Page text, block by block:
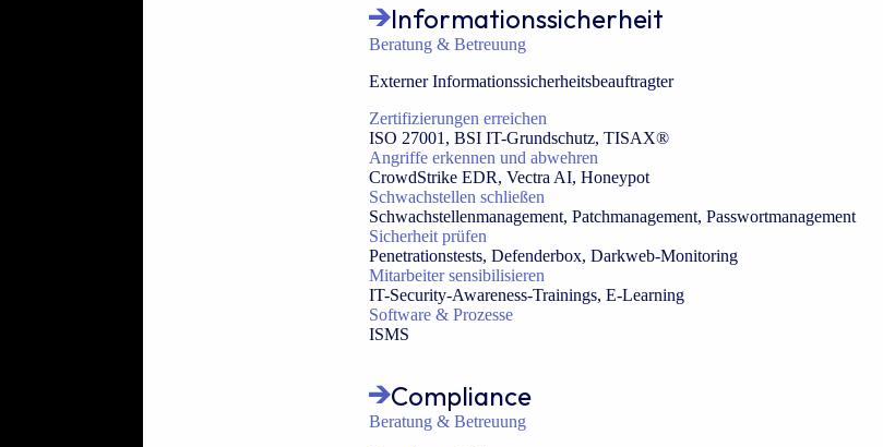
Informationssicherheit
Beratung & Betreuung
Externer Informationssicherheitsbeauftragter
Zertifizierungen erreichen
ISO 27001, BSI IT-Grundschutz, TISAX®
Angriffe erkennen und abwehren
CrowdStrike EDR, Vectra AI, Honeypot
Schwachstellen schließen
Schwachstellenmanagement, Patchmanagement, Passwortmanagement
Sicherheit prüfen
Penetrationstests, Defenderbox, Darkweb-Monitoring
Mitarbeiter sensibilisieren
IT-Security-Awareness-Trainings, E-Learning
Software & Prozesse
ISMS
Compliance
Beratung & Betreuung